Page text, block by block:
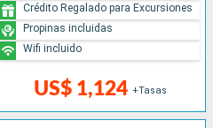
US$ 1,124 +Tasas
Crédito Regalado para Excursiones
Propinas incluidas
Wifi incluido